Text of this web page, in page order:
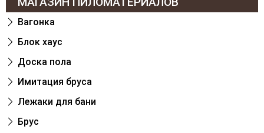
Вагонка
Блок хаус
Доска пола
Имитация бруса
Лежаки для бани
Брус